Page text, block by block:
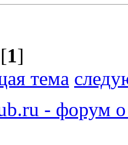
1]
тема
- форум